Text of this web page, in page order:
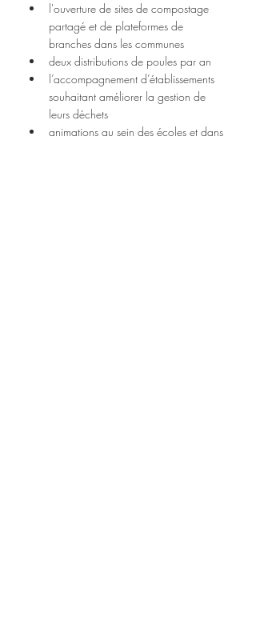
l'ouverture de sites de compostage
partagé et de plateformes de
branches dans les communes
deux distributions de poules par an
l’accompagnement d’établissements
souhaitant améliorer la gestion de
leurs déchets
animations au sein des écoles et dans